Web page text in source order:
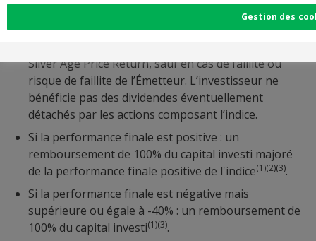
Une durée d’investissement de 7 ans.
À l’échéance, le remboursement du capital investi
Silver Age Price Return, sauf en cas de faillite ou
risque de faillite de l’Émetteur. L’investisseur ne
bénéficie pas des dividendes éventuellement
détachés par les actions composant l’indice.
Si la performance finale est positive : un
remboursement de 100% du capital investi majoré
de la performance finale positive de l'indice(1)(2)(3).
Si la performance finale est négative mais
supérieure ou égale à -40% : un remboursement de
100% du capital investi(1)(3).
Gestion des